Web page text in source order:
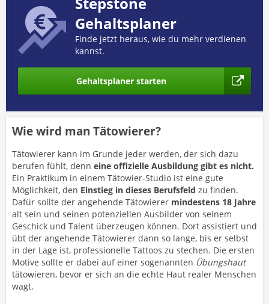
Gehaltsplaner
Finde jetzt heraus, wie du mehr verdienen
kannst.
Gehaltsplaner starten
Wie wird man Tätowierer?
Tätowierer kann im Grunde jeder werden, der sich dazu
berufen fühlt, denn eine offizielle Ausbildung gibt es nicht.
Ein Praktikum in einem Tätowier-Studio ist eine gute
Möglichkeit, den Einstieg in dieses Berufsfeld zu finden.
Dafür sollte der angehende Tätowierer mindestens 18 Jahre
alt sein und seinen potenziellen Ausbilder von seinem
Geschick und Talent überzeugen können. Dort assistiert und
übt der angehende Tätowierer dann so lange, bis er selbst
in der Lage ist, professionelle Tattoos zu stechen. Die ersten
Motive sollte er dabei auf einer sogenannten Übungshaut
tätowieren, bevor er sich an die echte Haut realer Menschen
wagt.